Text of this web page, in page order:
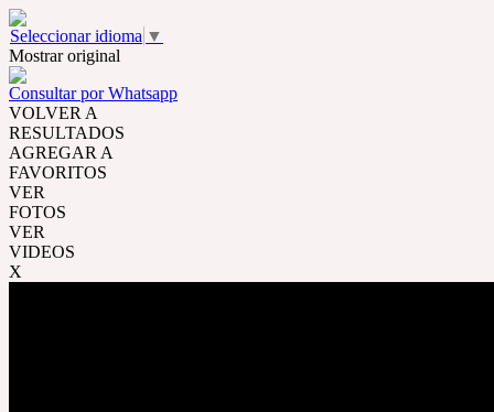
Seleccionar idioma ▼
Mostrar original
Consultar por Whatsapp
VOLVER A
RESULTADOS
AGREGAR A
FAVORITOS
VER
FOTOS
VER
VIDEOS
X